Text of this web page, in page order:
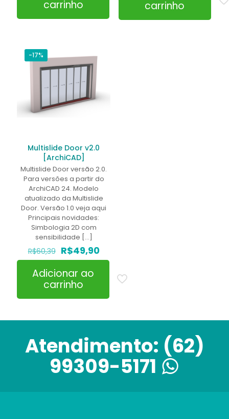
carrinho
R$43,90.
carrinho
-17%
Multislide Door v2.0
[ArchiCAD]
Multislide Door versão 2.0.
Para versões a partir do
ArchiCAD 24. Modelo
atualizado da Multislide
Door. Versão 1.0 veja aqui
Principais novidades:
Simbologia 2D com
sensibilidade […]
R$60,39 O
preço
original
era:
R$60,39.
R$49,90O
preço
Adicionar ao
carrinho
Atendimento: (62)
99309-5171